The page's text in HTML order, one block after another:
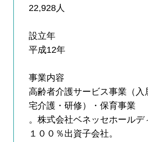
22,928人
設立年
平成12年
事業内容
高齢者介護サービス事業（入
宅介護・研修）・保育事業
。株式会社ベネッセホールデ
１００％出資子会社。